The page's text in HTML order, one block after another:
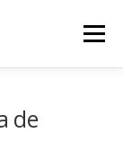
Menu
de